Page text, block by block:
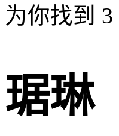
为你找到 3
琚琳